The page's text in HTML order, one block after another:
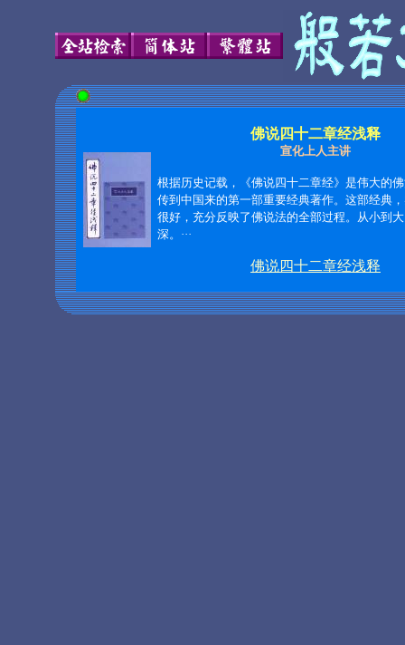
佛说四十二章经浅释
宣化上人主讲
根据历史记载，《佛说四十二章经》是伟大的
传到中国来的第一部重要经典著作。这部经典
很好，充分反映了佛说法的全部过程。从小到
深。···
佛说四十二章经浅释